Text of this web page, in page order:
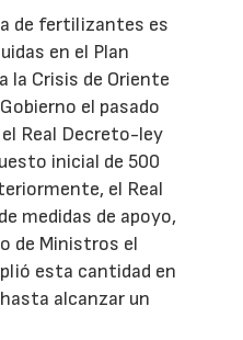
de fertilizantes es
en el Plan
la Crisis de Oriente
el pasado
Real Decreto-ley
inicial de 500
el Real
medidas de apoyo,
de Ministros el
esta cantidad en
alcanzar un